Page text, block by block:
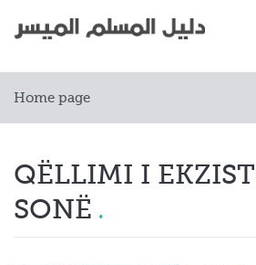
Parashtrime
Shqip
azərbaycan
Bosanski
Home page
QËLLIMI I
SONË